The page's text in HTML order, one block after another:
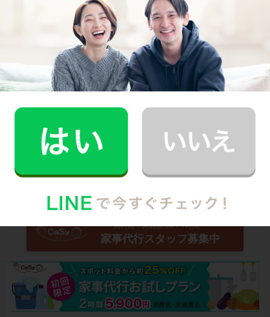
用意しております。
少しでも興味を持っていただけましたら、CaSyで家事代
行デビューしてみませんか？
Written by
CaSyジャーナル編集部
家事代行のCaSy(カジー)
高時給！未経験OK！1時間〜
家事代行スタッフ募集中